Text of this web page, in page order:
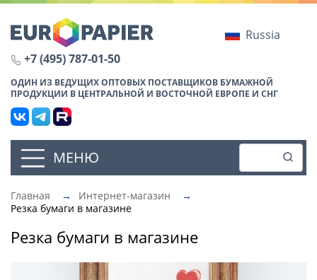
Russia
+7 (495) 787-01-50
ОДИН ИЗ ВЕДУЩИХ ОПТОВЫХ ПОСТАВЩИКОВ БУМАЖНОЙ
ПРОДУКЦИИ В ЦЕНТРАЛЬНОЙ И ВОСТОЧНОЙ ЕВРОПЕ И СНГ
МЕНЮ
Главная → Интернет-магазин
→
Резка бумаги в магазине
Резка бумаги в магазине